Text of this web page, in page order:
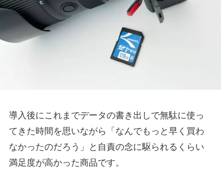
導入後にこれまでデータの書き出しで無駄に使っ
てきた時間を思いながら「なんでもっと早く買わ
なかったのだろう」と自責の念に駆られるくらい
満足度が高かった商品です。